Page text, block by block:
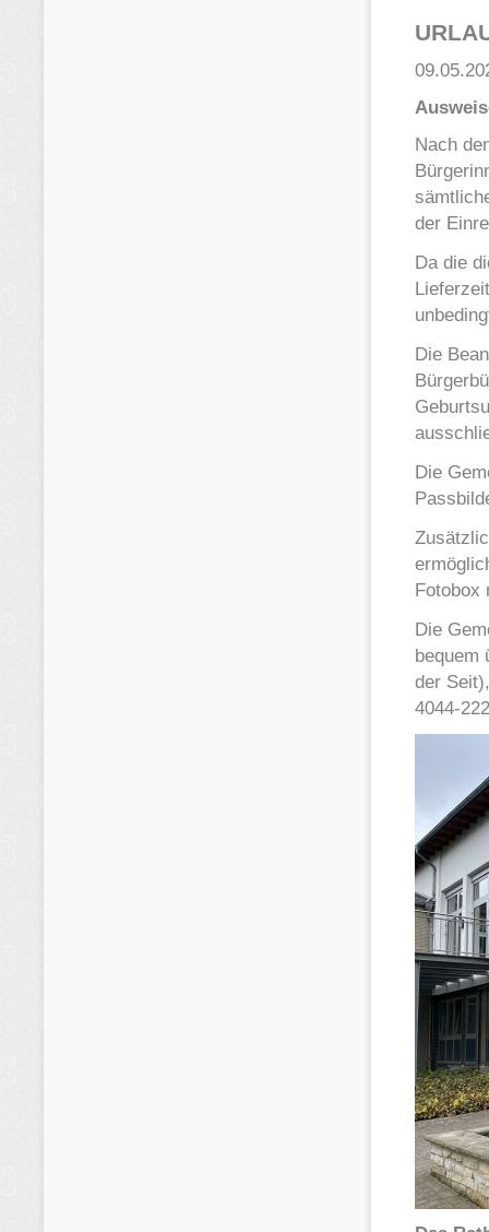
Nach
der
Da die
Die
Die
Fotobox
Die
bequem
der
4044-